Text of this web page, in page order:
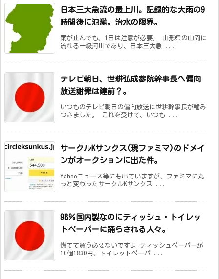
日本三大急流の最上川。記録的な大雨の9
時間後に氾濫。治水の限界。
雨が止んでも、1日は注意が必要。 山形県の山間に
流れる一級河川であり、日本三大急 ...
テレビ朝日、世耕弘成参院幹事長へ偏向
放送謝罪は建前？。
いつものテレビ朝日の偏向放送に世耕幹事長が噛み
つきました。 これを受けて、いつも ...
サークルKサンクス(現ファミマ)のドメイ
ンがオークションに出た件。
Yahooニュース等にも出ていますが、ファミマに丸
っと変わったサークルKサンクス ...
98％国内製なのにティッシュ・トイレッ
トペーパーに踊らされる人々。
慌てて買う必要ないですよ ティッシュペーパーが
10個1839円、トイレットペーパ ...